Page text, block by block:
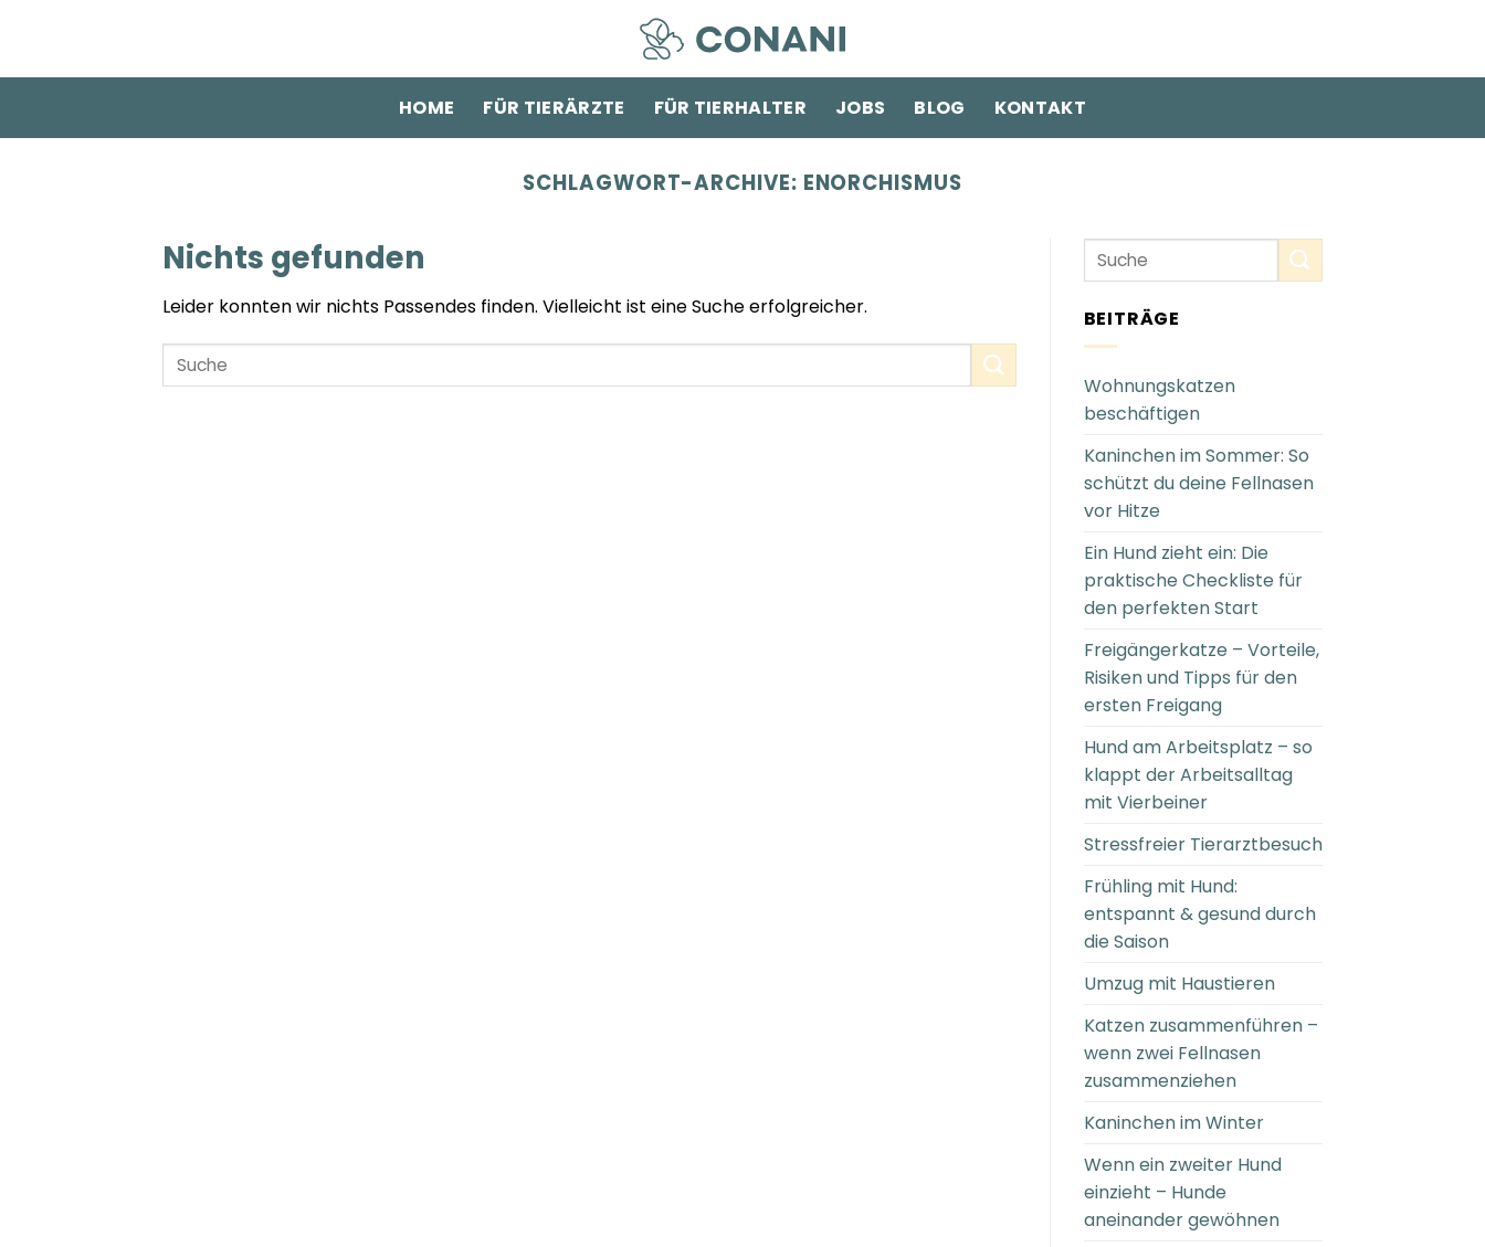
HOME
FÜR TIERÄRZTE FÜR TIERHALTER JOBS BLOG KONTAKT
SCHLAGWORT-ARCHIVE: ENORCHISMUS
Nichts gefunden
Leider konnten wir nichts Passendes finden. Vielleicht ist eine Suche erfolgreicher. BEITRÄGE
Wohnungskatzen
beschäftigen
Kaninchen im Sommer: So
schützt du deine Fellnasen
vor Hitze
Ein Hund zieht ein: Die
praktische Checkliste für
den perfekten Start
Freigängerkatze – Vorteile,
Risiken und Tipps für den
ersten Freigang
Hund am Arbeitsplatz – so
klappt der Arbeitsalltag
mit Vierbeiner
Stressfreier Tierarztbesuch
Frühling mit Hund:
entspannt & gesund durch
die Saison
Umzug mit Haustieren
Katzen zusammenführen –
wenn zwei Fellnasen
zusammenziehen
Kaninchen im Winter
Wenn ein zweiter Hund
einzieht – Hunde
aneinander gewöhnen